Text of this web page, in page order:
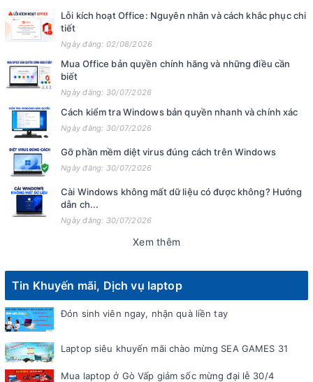
Lỗi kích hoạt Office: Nguyên nhân và cách khắc phục chi
tiết
Ngày đăng: 02/08/2026
Mua Office bản quyền chính hãng và những điều cần
biết
Ngày đăng: 30/07/2026
Cách kiểm tra Windows bản quyền nhanh và chính xác
Ngày đăng: 30/07/2026
Gỡ phần mềm diệt virus đúng cách trên Windows
Ngày đăng: 30/07/2026
Cài Windows không mất dữ liệu có được không? Hướng
dẫn ch...
Ngày đăng: 30/07/2026
Xem thêm
Tin Khuyến mãi, Dịch vụ laptop
Đón sinh viên ngay, nhận quà liền tay
Laptop siêu khuyến mãi chào mừng SEA GAMES 31
Mua laptop ở Gò Vấp giảm sốc mừng đại lễ 30/4